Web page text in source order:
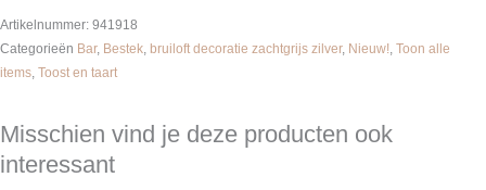
Artikelnummer: 941918
Categorieën Bar, Bestek, bruiloft decoratie zachtgrijs zilver, Nieuw!, Toon alle
items, Toost en taart
Misschien vind je deze producten ook
interessant